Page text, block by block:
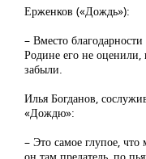
Ерженков («Дождь»):
– Вместо
Родине его не оценили,
забыли.
Илья Богданов,
«Дождю»:
– Это самое глупое, что